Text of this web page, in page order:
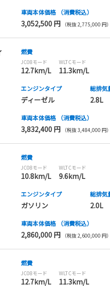
車両本体価格 （消費税込）
3,052,500 円 （税抜 2,775,000 円）
燃費
JC08モード
12.7km/L
WLTCモード
11.3km/L
エンジンタイプ
ディーゼル
総排気
2.8L
車両本体価格 （消費税込）
3,832,400 円 （税抜 3,484,000 円）
燃費
JC08モード
10.8km/L
WLTCモード
9.6km/L
エンジンタイプ
ガソリン
総排気
2.0L
車両本体価格 （消費税込）
2,860,000 円 （税抜 2,600,000 円）
燃費
JC08モード
12.7km/L
WLTCモード
11.3km/L